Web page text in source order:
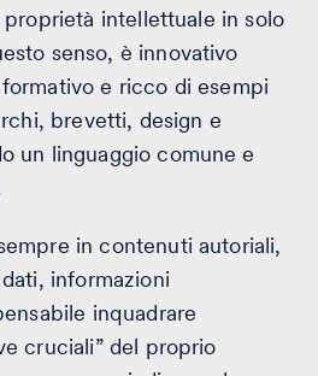
proprietà intellettuale in solo
senso, è innovativo
e ricco di esempi
brevetti, design e
un linguaggio comune e
in contenuti autoriali,
informazioni
inquadrare
cruciali” del proprio